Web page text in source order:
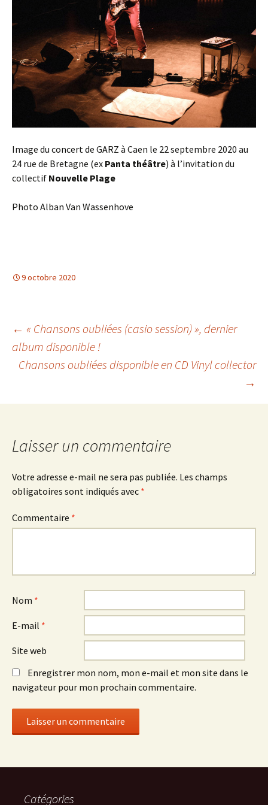
Image du concert de GARZ à Caen le 22 septembre 2020 au
24 rue de Bretagne (ex Panta théâtre) à l’invitation du
collectif Nouvelle Plage
Photo Alban Van Wassenhove
9 octobre 2020
Navigation
des
articles
← « Chansons oubliées (casio session) », dernier
album disponible !
Chansons oubliées disponible en CD Vinyl collector
→
Laisser un commentaire
Votre adresse e-mail ne sera pas publiée. Les champs
obligatoires sont indiqués avec *
Commentaire *
Nom *
E-mail *
Site web
Enregistrer mon nom, mon e-mail et mon site dans le
navigateur pour mon prochain commentaire.
Catégories